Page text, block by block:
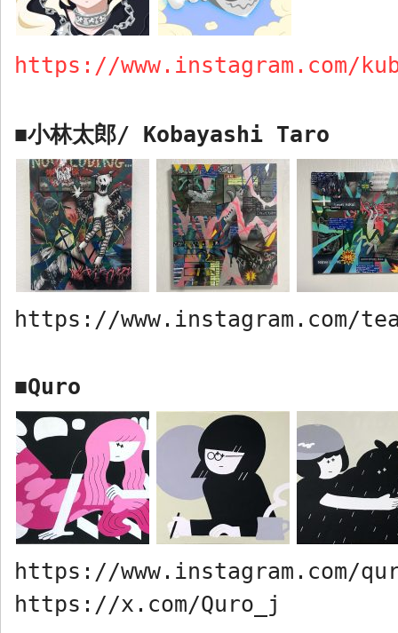
https://www.instagram.com/
■小林太郎/ Kobayashi Taro
https://www.instagram.com/
■Quro
https://www.instagram.com/
https://x.com/Quro_j